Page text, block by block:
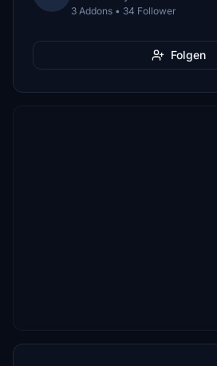
3 Addons • 34 Follower
Folgen